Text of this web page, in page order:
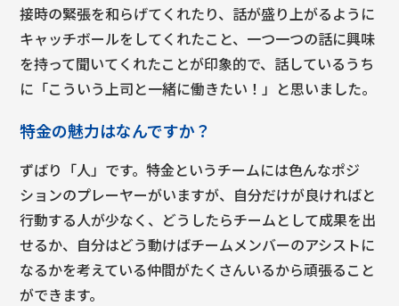
接時の緊張を和らげてくれたり、話が盛り上がるように
キャッチボールをしてくれたこと、一つ一つの話に興味
を持って聞いてくれたことが印象的で、話しているうち
に 「こういう上司と一緒に働きたい！」と思いました。
特金の魅力はなんですか？
ずばり「人」です。特金というチームには色んなポジ
ションのプレーヤーがいますが、自分だけが良ければと
行動する人が少なく、どうしたらチームとして成果を出
せるか、自分はどう動けばチームメンバーのアシストに
なるかを考えている仲間がたくさんいるから頑張ること
ができます。